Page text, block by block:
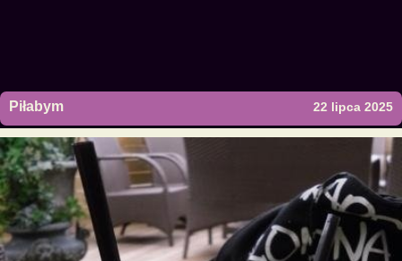
Piłabym 22 lipca 2025